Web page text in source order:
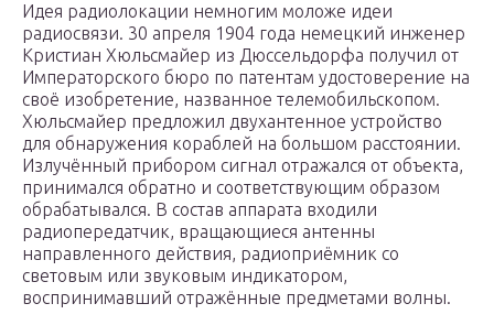
Идея радиолокации немногим моложе идеи
радиосвязи. 30 апреля 1904 года немецкий инженер
Кристиан Хюльсмайер из Дюссельдорфа получил от
Императорского бюро по патентам удостоверение на
своё изобретение, названное телемобильскопом.
Хюльсмайер предложил двухантенное устройство
для обнаружения кораблей на большом расстоянии.
Излучённый прибором сигнал отражался от объекта,
принимался обратно и соответствующим образом
обрабатывался. В состав аппарата входили
радиопередатчик, вращающиеся антенны
направленного действия, радиоприёмник со
световым или звуковым индикатором,
воспринимавший отражённые предметами волны.